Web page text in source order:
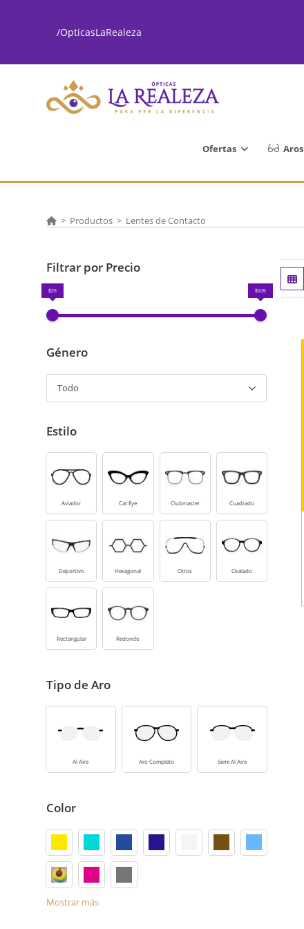
/OpticasLaRealeza
Ofertas Aros
> Productos > Lentes de Contacto
Filtrar por Precio
$25 $105
Género
Todo
Estilo
Aviador Cat Eye Clubmaster Cuadrado
Deportivo Hexagonal Otros Ovalado
Rectangular Redondo
Tipo de Aro
Al Aire Aro Completo Semi Al Aire
Color
Mostrar más